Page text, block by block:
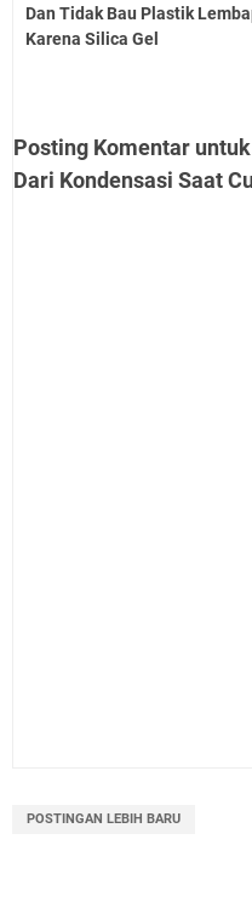
Dan Tidak Bau Plastik
Karena Silica Gel
Posting Komentar
Dari Kondensasi Saat
POSTINGAN LEBIH BARU